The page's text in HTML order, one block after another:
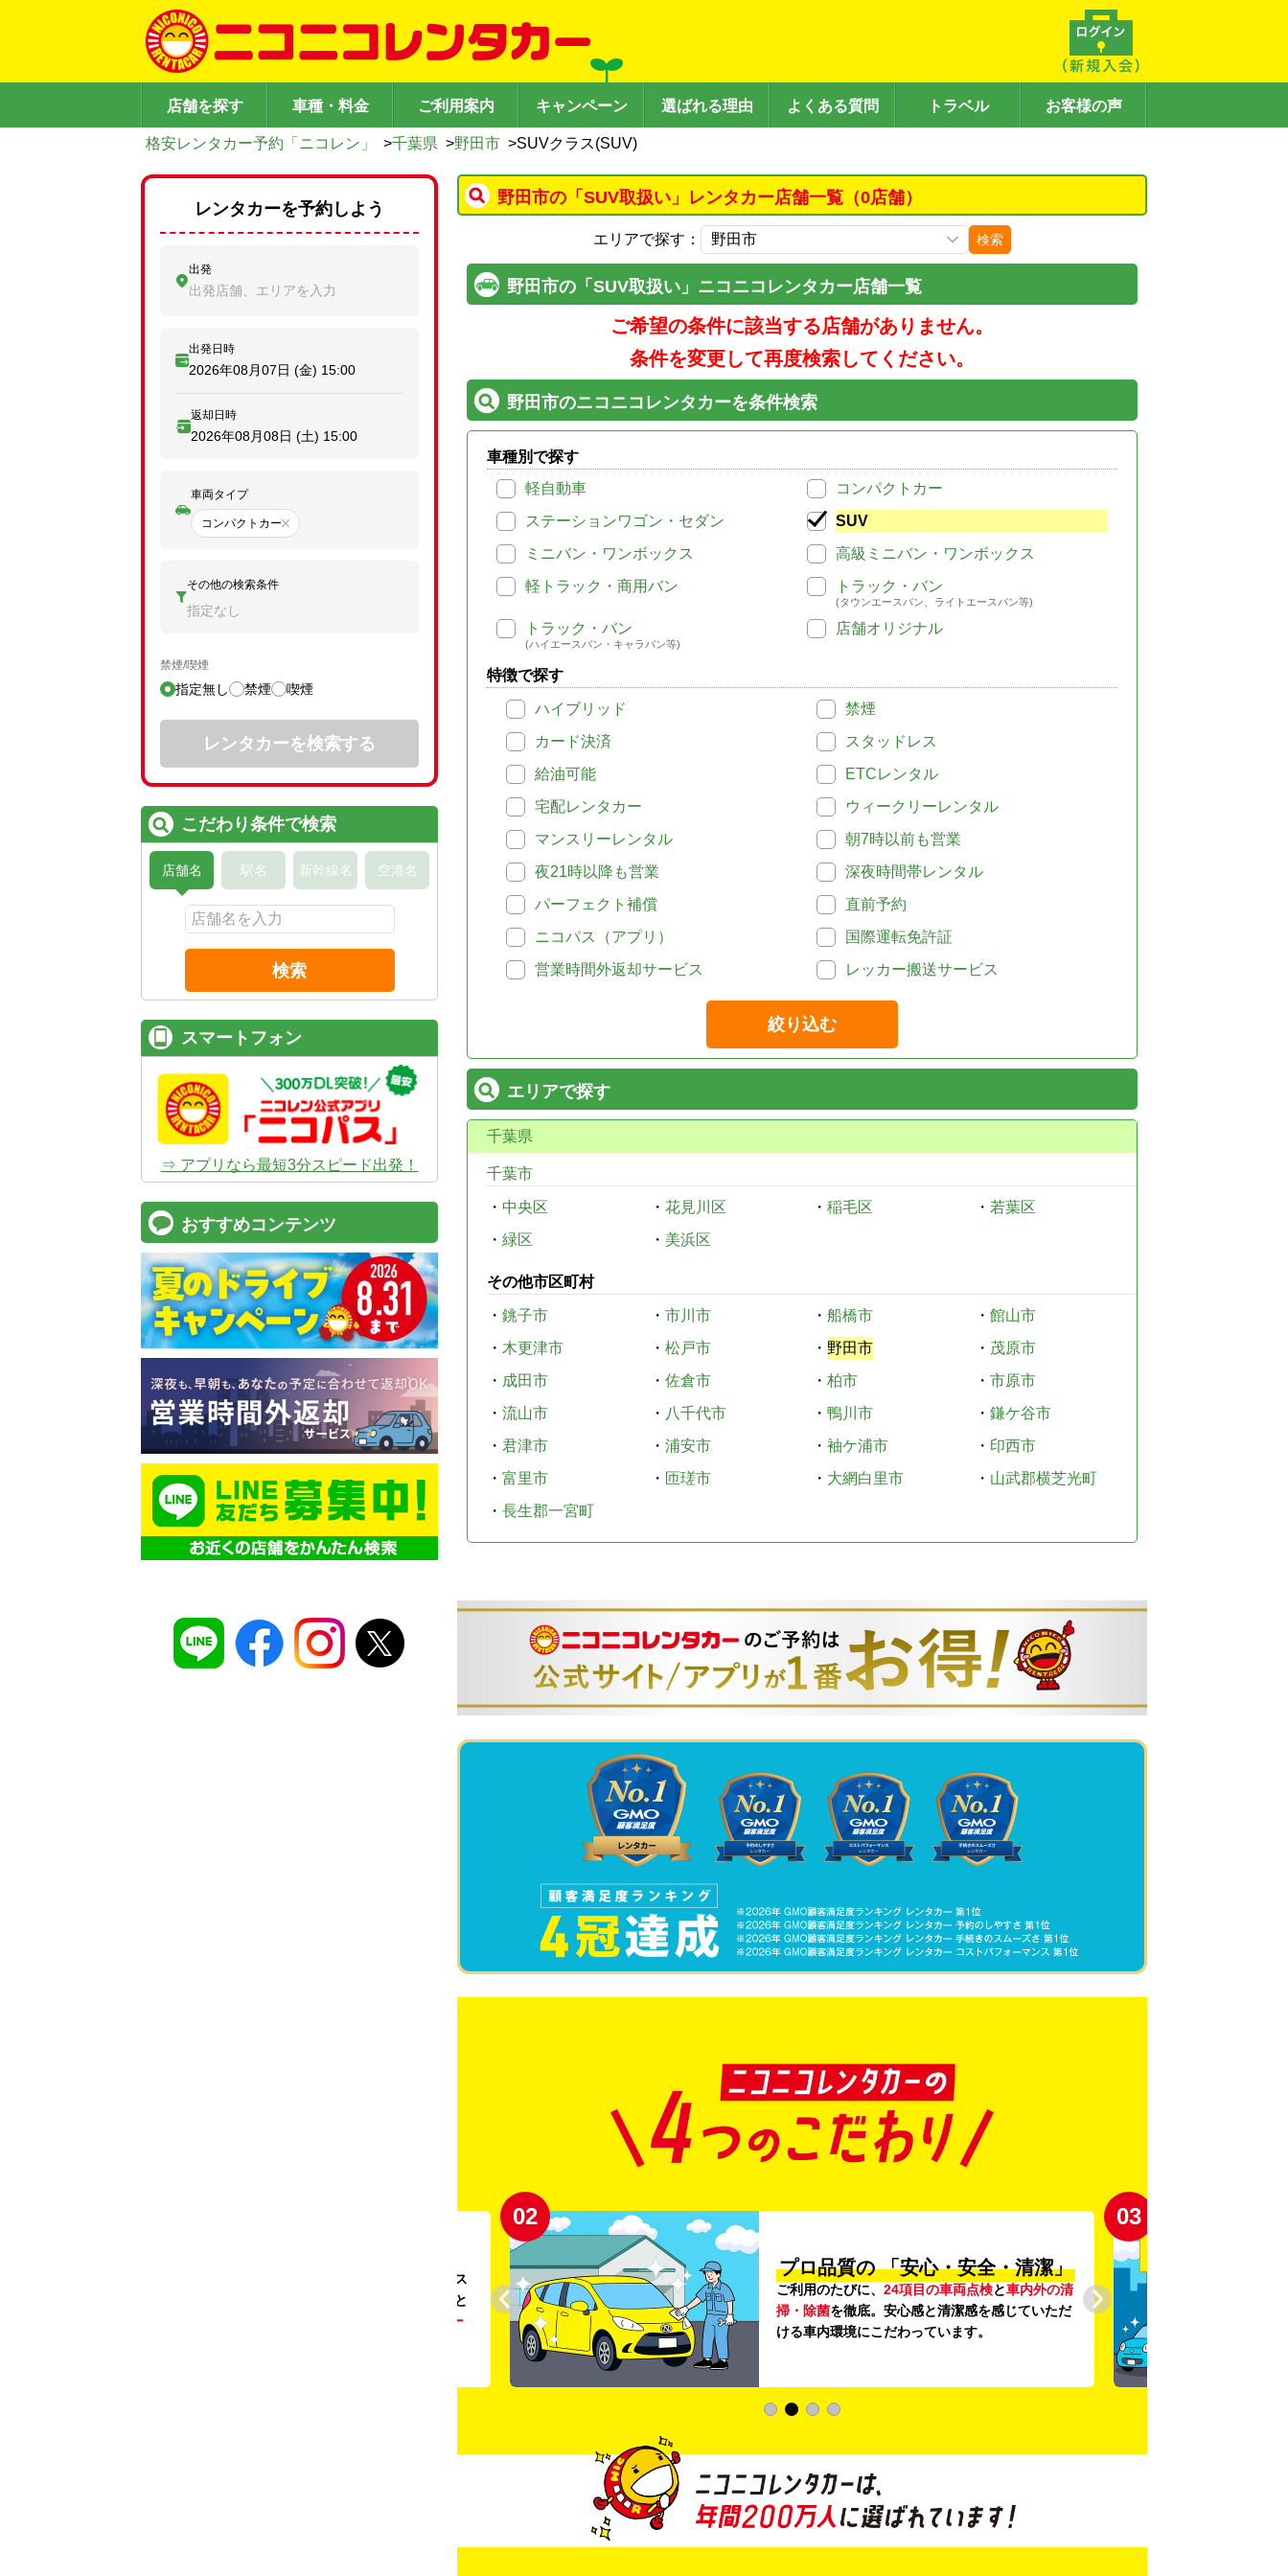
店舗を探す 車種・料金 ご利用案内 キャンペーン 選ばれる理由 よくある質問 トラベル お客様の声
格安レンタカー予約「ニコレン」 >千葉県 >野田市 >SUVクラス(SUV)
野田市の「SUV取扱い」レンタカー店舗一覧（0店舗）
エリアで探す： 検索
野田市の「SUV取扱い」ニコニコレンタカー店舗一覧
ご希望の条件に該当する店舗がありません。
条件を変更して再度検索してください。
野田市のニコニコレンタカーを条件検索
車種別で探す
軽自動車
コンパクトカー
ステーションワゴン・セダン
SUV
ミニバン・ワンボックス
高級ミニバン・ワンボックス
軽トラック・商用バン
トラック・バン
(タウンエースバン、ライトエースバン等)
トラック・バン
(ハイエースバン・キャラバン等)
店舗オリジナル
特徴で探す
ハイブリッド
禁煙
カード決済
スタッドレス
給油可能
ETCレンタル
宅配レンタカー
ウィークリーレンタル
マンスリーレンタル
朝7時以前も営業
夜21時以降も営業
深夜時間帯レンタル
パーフェクト補償
直前予約
ニコパス（アプリ）
国際運転免許証
営業時間外返却サービス
レッカー搬送サービス
絞り込む
エリアで探す
千葉県
千葉市
・ 中央区 ・ 花見川区 ・ 稲毛区 ・ 若葉区
・ 緑区 ・ 美浜区
その他市区町村
・ 銚子市 ・ 市川市 ・ 船橋市 ・ 館山市
・ 木更津市 ・ 松戸市 ・ 野田市 ・ 茂原市
・ 成田市 ・ 佐倉市 ・ 柏市 ・ 市原市
・ 流山市 ・ 八千代市 ・ 鴨川市 ・ 鎌ケ谷市
・ 君津市 ・ 浦安市 ・ 袖ケ浦市 ・ 印西市
・ 富里市 ・ 匝瑳市 ・ 大網白里市 ・ 山武郡横芝光町
・ 長生郡一宮町
。ガソリンス
タンドや整備工場の既存インフラを活用すること
リー
02
プロ品質の 「安心・安全・清潔」
ご利用のたびに、 24項目の車両点検と車内外の清
掃・除菌を徹底。安心感と清潔感を感じていただ
ける車内環境にこだわっています。
03
レンタカーを予約しよう
出発
出発店舗、エリアを入力
出発日時
2026年08月07日 (金) 15:00
返却日時
2026年08月08日 (土) 15:00
車両タイプ
コンパクトカー
その他の検索条件
指定なし
禁煙/喫煙
指定無し 禁煙 喫煙
レンタカーを検索する
こだわり条件で検索
店舗名 駅名 新幹線名 空港名
検索
スマートフォン
⇒ アプリなら最短3分スピード出発！
おすすめコンテンツ